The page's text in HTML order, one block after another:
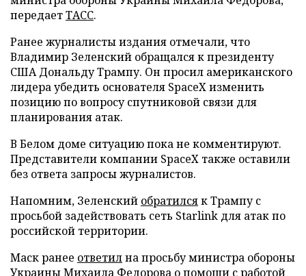
передаетТАСС.
Ранее журналисты издания отмечали, что
Владимир Зеленский обращался к президенту
США Дональду Трампу. Он просил американского
лидера убедить основателя SpaceX изменить
позицию по вопросу спутниковой связи для
планирования атак.
В Белом доме ситуацию пока не комментируют.
Представители компании SpaceX также оставили
без ответа запросы журналистов.
Напомним, Зеленский обратилсяк Трампу с
просьбой задействовать сеть Starlink для атак по
российской территории.
Маск ранее ответилна просьбу министра обороны
Украины Михаила Федорова о помощи с работой